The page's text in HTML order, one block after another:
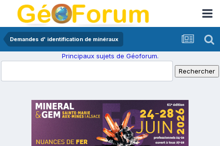
Demandes d' identification de minéraux
Principaux sujets de Géoforum.